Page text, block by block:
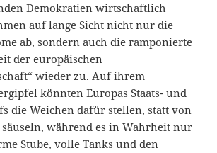
Demokratien wirtschaftlich
auf lange Sicht nicht nur die
ab, sondern auch die ramponierte
der europäischen
wieder zu. Auf ihrem
könnten Europas Staats- und
die Weichen dafür stellen, statt von
während es in Wahrheit nur
Stube, volle Tanks und den